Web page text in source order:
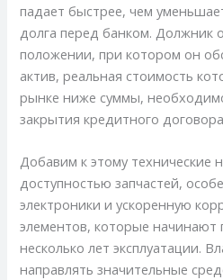
падает быстрее, чем
долга перед банком. Должник
положении, при котором он
актив, реальная стоимость
рынке ниже суммы,
закрытия кредитного
Добавим к этому технические
доступностью запчастей,
электроники и ускоренную
элементов, которые начинают
несколько лет эксплуатации.
направлять значительные